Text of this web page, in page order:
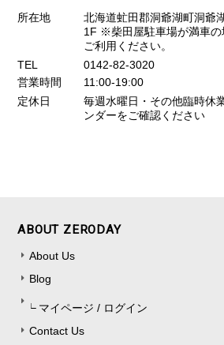
所在地
北海道虻田郡洞爺湖町洞爺
1F ※柴田屋駐車場が満車の
ご利用ください。
TEL
0142-82-3020
営業時間
11:00-19:00
定休日
毎週水曜日・その他臨時休
ンダーをご確認ください
ABOUT ZERODAY
About Us
Blog
マイページ / ログイン
Contact Us